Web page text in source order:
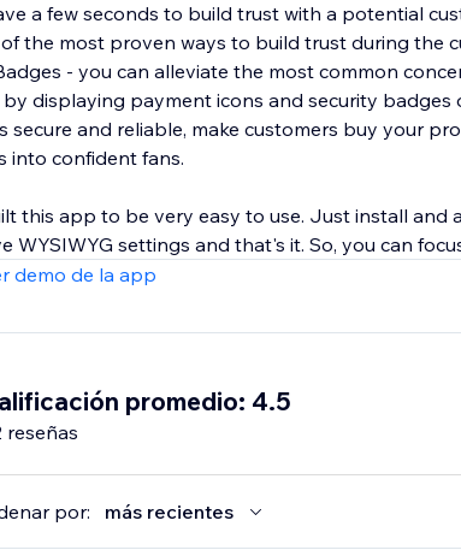
a few seconds to build trust with a potential
the most proven ways to build trust during the
- you can alleviate the most common
displaying payment icons and security
secure and reliable, make customers buy your
into confident fans.
this app to be very easy to use. Just install and
WYSIWYG settings and that's it. So, you can
demo de la app
promedio: 4.5
reseñas
por: más recientes